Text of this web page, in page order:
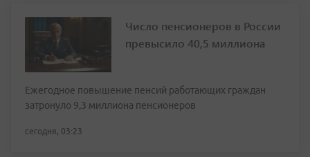
Число пенсионеров в России
превысило 40,5 миллиона
Ежегодное повышение пенсий работающих граждан
затронуло 9,3 миллиона пенсионеров
сегодня, 03:23